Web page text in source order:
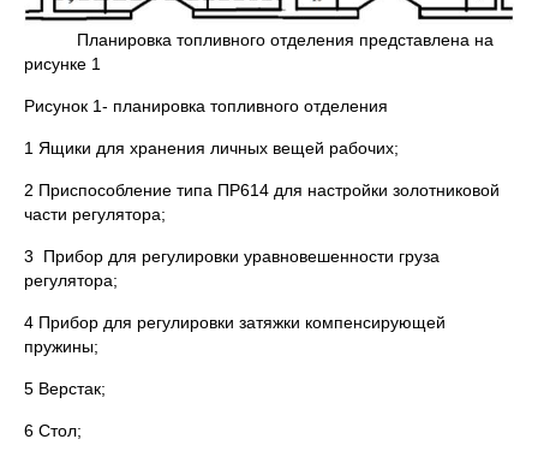
Планировка топливного отделения представлена на
рисунке 1
Рисунок 1- планировка топливного отделения
1 Ящики для хранения личных вещей рабочих;
2 Приспособление типа ПР614 для настройки золотниковой
части регулятора;
3 Прибор для регулировки уравновешенности груза
регулятора;
4 Прибор для регулировки затяжки компенсирующей
пружины;
5 Верстак;
6 Стол;